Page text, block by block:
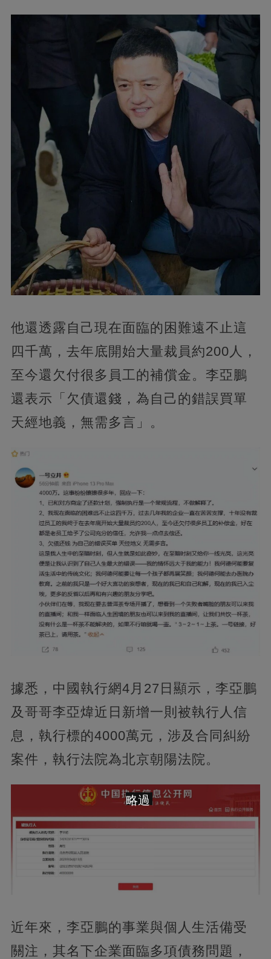
他還透露自己現在面臨的困難遠不止這
四千萬，去年底開始大量裁員約200人，
至今還欠付很多員工的補償金。李亞鵬
還表示「欠債還錢，為自己的錯誤買單
天經地義，無需多言」。
據悉，中國執行網4月27日顯示，李亞鵬
及哥哥李亞煒近日新增一則被執行人信
息，執行標的4000萬元，涉及合同糾紛
案件，執行法院為北京朝陽法院。
近年來，李亞鵬的事業與個人生活備受
關注，其名下企業面臨多項債務問題，
略過